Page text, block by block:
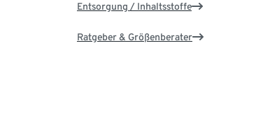
Entsorgung / Inhaltsstoffe
Ratgeber & Größenberater